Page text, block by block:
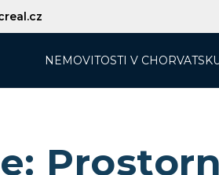
NEMOVITOSTI V